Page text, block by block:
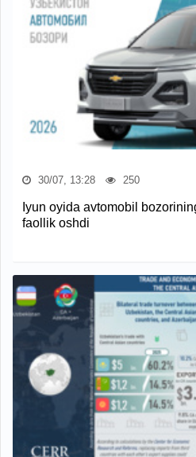
30/07, 13:28 250
Iyun oyida avtomobil
faollik oshdi